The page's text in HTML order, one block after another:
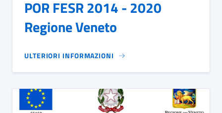
POR FESR 2014 - 2020
Regione Veneto
ULTERIORI INFORMAZIONI